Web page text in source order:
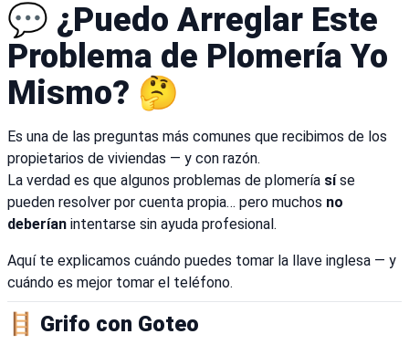
💬 ¿Puedo Arreglar Este
Problema de Plomería Yo
Mismo? 🤔
Es una de las preguntas más comunes que recibimos de los
propietarios de viviendas — y con razón.
La verdad es que algunos problemas de plomería síse
pueden resolver por cuenta propia… pero muchos no
deberían intentarse sin ayuda profesional.
Aquí te explicamos cuándo puedes tomar la llave inglesa — y
cuándo es mejor tomar el teléfono.
🪜 Grifo con Goteo